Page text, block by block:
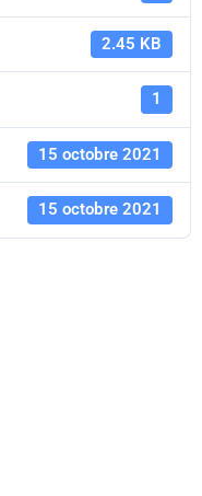
2.45 KB
1
15 octobre 2021
15 octobre 2021